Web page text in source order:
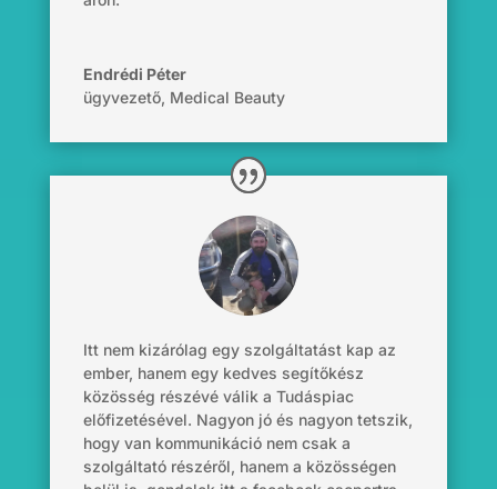
Endrédi Péter
ügyvezető, Medical Beauty
Itt nem kizárólag egy szolgáltatást kap az
ember, hanem egy kedves segítőkész
közösség részévé válik a Tudáspiac
előfizetésével. Nagyon jó és nagyon tetszik,
hogy van kommunikáció nem csak a
szolgáltató részéről, hanem a közösségen